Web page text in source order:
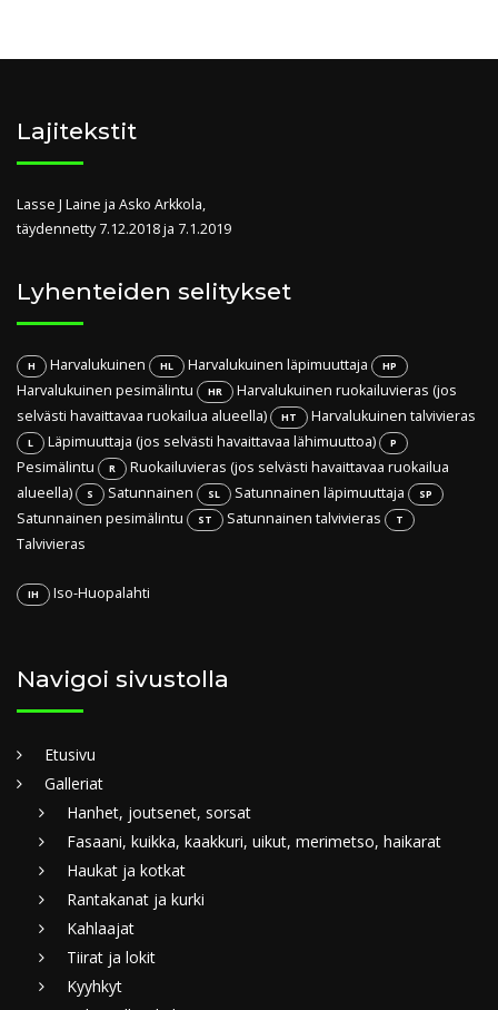
Lajitekstit
Lasse J Laine ja Asko Arkkola,
täydennetty 7.12.2018 ja 7.1.2019
Lyhenteiden selitykset
H Harvalukuinen HL Harvalukuinen läpimuuttaja HP
Harvalukuinen pesimälintu HR
Harvalukuinen ruokailuvieras (jos
selvästi havaittavaa ruokailua alueella)
HT Harvalukuinen talvivieras
L Läpimuuttaja (jos selvästi havaittavaa lähimuuttoa) P
Pesimälintu R
Ruokailuvieras (jos selvästi havaittavaa ruokailua
alueella)
S Satunnainen SL Satunnainen läpimuuttaja SP
Satunnainen pesimälintu ST Satunnainen talvivieras T
Talvivieras
IH Iso-Huopalahti
Navigoi sivustolla
Etusivu
Galleriat
Hanhet, joutsenet, sorsat
Fasaani, kuikka, kaakkuri, uikut, merimetso, haikarat
Haukat ja kotkat
Rantakanat ja kurki
Kahlaajat
Tiirat ja lokit
Kyyhkyt